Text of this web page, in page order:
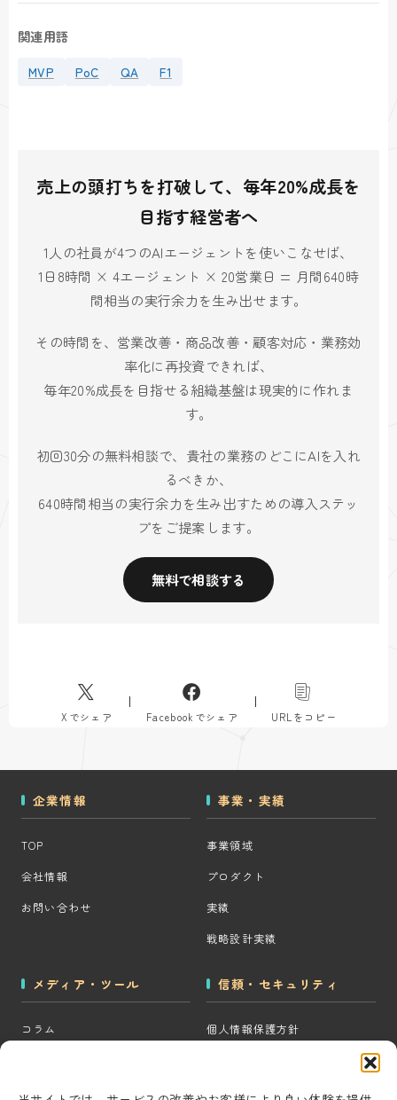
関連用語
MVP PoC QA F1
売上の頭打ちを打破して、毎年20%成長を
目指す経営者へ
1人の社員が4つのAIエージェントを使いこなせば、
1日8時間 × 4エージェント × 20営業日 = 月間640時
間相当の実行余力を生み出せます。
その時間を、営業改善・商品改善・顧客対応・業務効
率化に再投資できれば、
毎年20%成長を目指せる組織基盤は現実的に作れま
す。
初回30分の無料相談で、貴社の業務のどこにAIを入れ
るべきか、
640時間相当の実行余力を生み出すための導入ステッ
プをご提案します。
無料で相談する
Xでシェア Facebookでシェア URLをコピー
企業情報
TOP
会社情報
お問い合わせ
事業・実績
事業領域
プロダクト
実績
戦略設計実績
メディア・ツール
コラム
CRM・MAツール選定診断
信頼・セキュリティ
個人情報保護方針
コンテンツ制作方針